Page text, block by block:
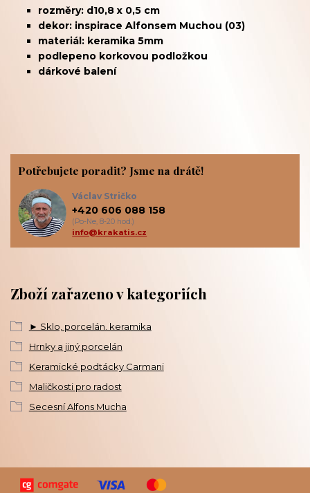
rozměry: d10,8 x 0,5 cm
dekor: inspirace Alfonsem Muchou (03)
materiál: keramika 5mm
podlepeno korkovou podložkou
dárkové balení
Zboží zařazeno v kategoriích
► Sklo, porcelán. keramika
Hrnky a jiný porcelán
Keramické podtácky Carmani
Maličkosti pro radost
Secesní Alfons Mucha
Potřebujete poradit? Jsme na drátě!
Václav Stričko
+420 606 088 158
(Po-Ne, 8-20 hod.)
info@krakatis.cz